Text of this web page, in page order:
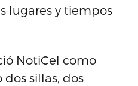
lugares y tiempos
NotiCel como
sillas, dos